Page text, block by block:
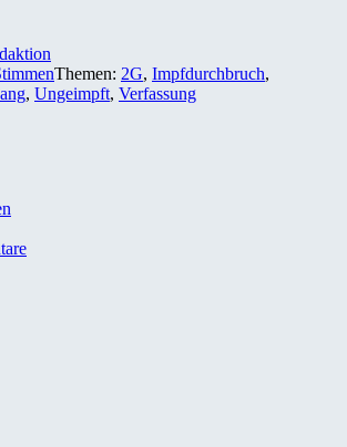
Themen: 2G, Impfdurchbruch,
, Ungeimpft, Verfassung